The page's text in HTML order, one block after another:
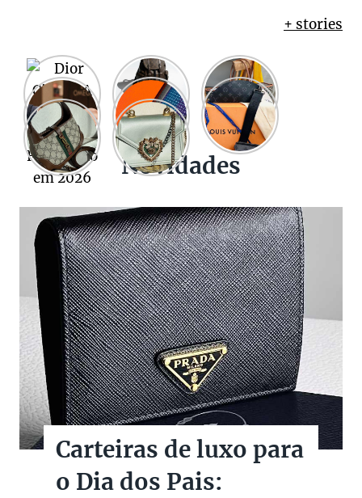
+ stories
Novidades
Carteiras de luxo para
o Dia dos Pais: